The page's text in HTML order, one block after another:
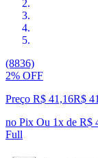
(8836)
2% OFF
Preço R$ 41,16R$ 41
no Pix Ou 1x de R$
Full